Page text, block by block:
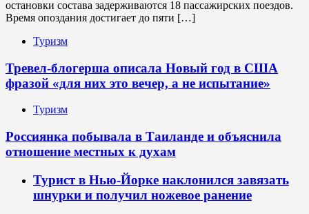
остановки состава задерживаются 18 пассажирских поездов.
Время опоздания достигает до пяти […]
Туризм
Тревел-блогерша описала Новый год в США
фразой «для них это вечер, а не испытание»
Туризм
Россиянка побывала в Таиланде и объяснила
отношение местных к духам
Турист в Нью-Йорке наклонился завязать
шнурки и получил ножевое ранение